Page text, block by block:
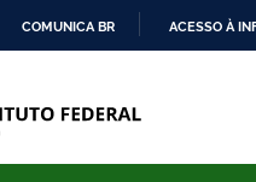
COMUNICA BR ACESSO À